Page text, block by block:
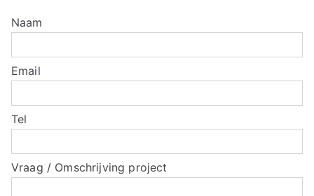
Naam
Email
Tel
Vraag / Omschrijving project